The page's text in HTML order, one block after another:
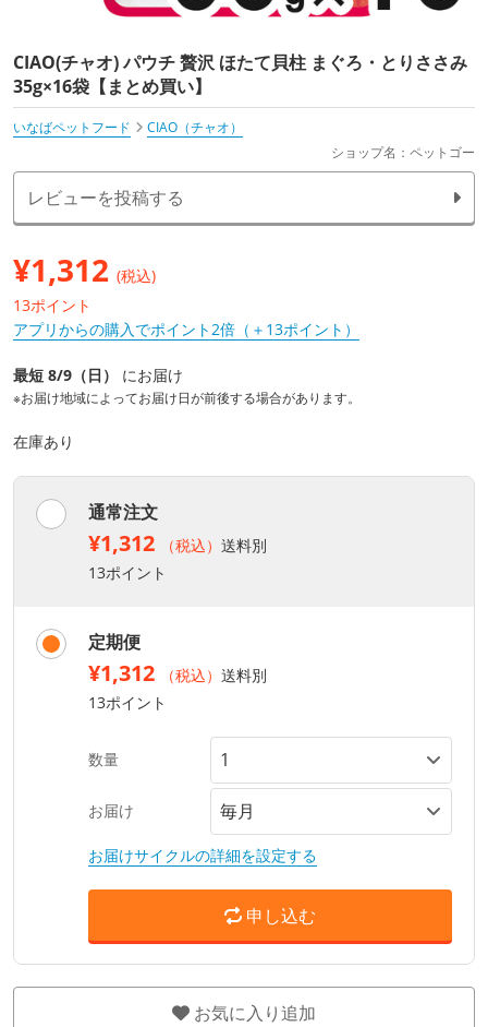
CIAO(チャオ) パウチ 贅沢 ほたて貝柱 まぐろ・とりささみ
35g×16袋【まとめ買い】
いなばペットフード
CIAO（チャオ）
ショップ名：ペットゴー
レビューを投稿する
¥1,312 (税込)
13ポイント
アプリからの購入でポイント2倍（＋13ポイント）
最短 8/9（日） にお届け
※お届け地域によってお届け日が前後する場合があります。
在庫あり
通常注文
¥1,312 （税込） 送料別
13ポイント
定期便
¥1,312 （税込） 送料別
13ポイント
数量
お届け
お届けサイクルの詳細を設定する
申し込む
お気に入り追加